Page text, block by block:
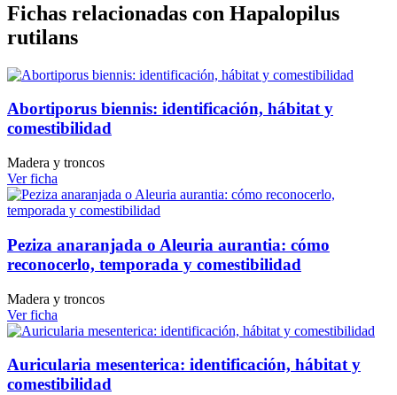
Fichas relacionadas con Hapalopilus
rutilans
Abortiporus biennis: identificación, hábitat y
comestibilidad
Madera y troncos
Ver ficha
Peziza anaranjada o Aleuria aurantia: cómo
reconocerlo, temporada y comestibilidad
Madera y troncos
Ver ficha
Auricularia mesenterica: identificación, hábitat y
comestibilidad